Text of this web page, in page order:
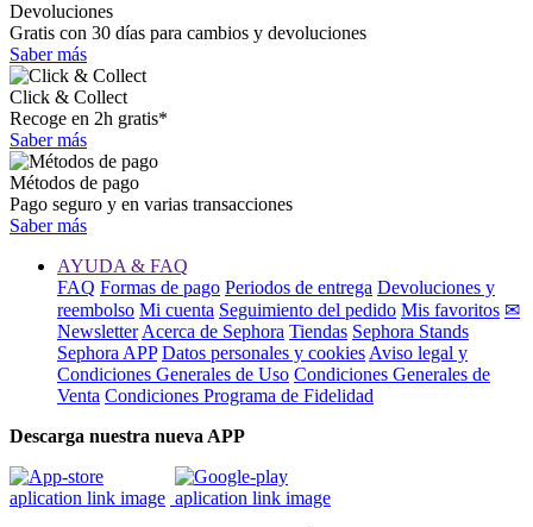
Devoluciones
Gratis con 30 días para cambios y devoluciones
Saber más
Click & Collect
Recoge en 2h gratis*
Saber más
Métodos de pago
Pago seguro y en varias transacciones
Saber más
AYUDA & FAQ
FAQ Formas de pago Periodos de entrega Devoluciones y
reembolso Mi cuenta Seguimiento del pedido Mis favoritos ✉
Newsletter Acerca de Sephora Tiendas Sephora Stands
Sephora APP Datos personales y cookies Aviso legal y
Condiciones Generales de Uso Condiciones Generales de
Venta Condiciones Programa de Fidelidad
Descarga nuestra nueva APP